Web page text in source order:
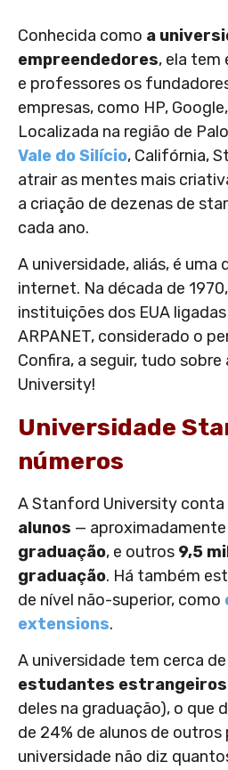
Conhecida como a
empreendedores, ela tem
e professores os
empresas, como HP,
Localizada na região de
Vale do Silício, Califórnia,
atrair as mentes mais
a criação de dezenas de
cada ano.
A universidade, aliás, é uma
internet. Na década de
instituições dos EUA
ARPANET, considerado o
Confira, a seguir, tudo
University!
Universidade
números
A Stanford University conta
alunos — aproximadamente
graduação, e outros 9,5
graduação. Há também
de nível não-superior, como
extensions.
A universidade tem cerca de
estudantes estrangeiros
deles na graduação), o que
de 24% de alunos de outros
universidade não diz